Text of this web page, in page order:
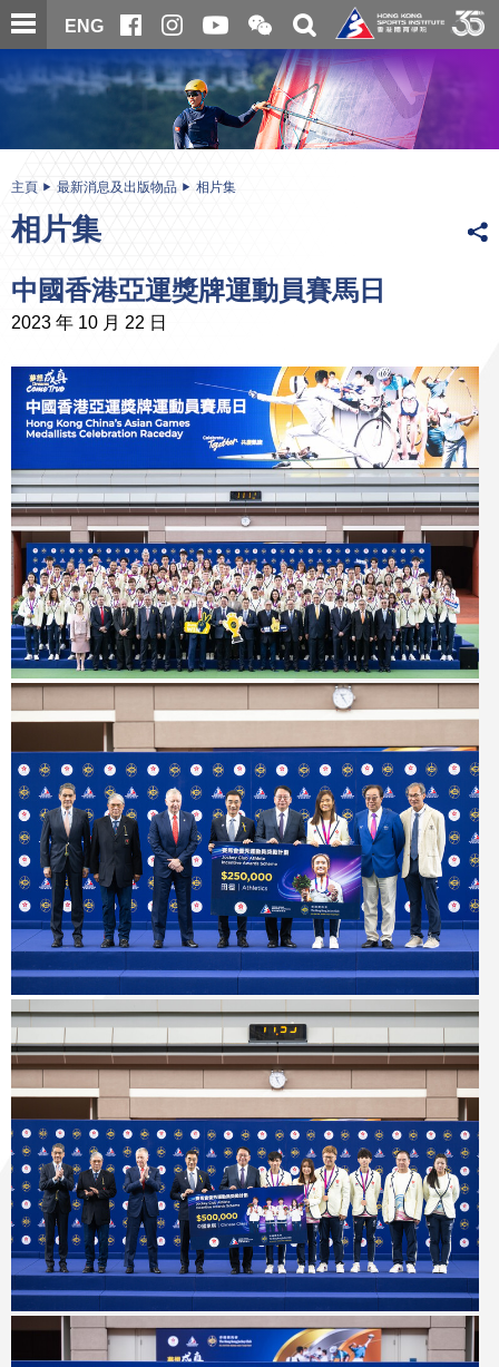
跳
至
內
ENG
開
合
微
信
二
維
碼
關
搜
尋
内
主頁 最新消息及出版物品 相片集
相片集
中國香港亞運獎牌運動員賽馬日
2023 年 10 月 22 日